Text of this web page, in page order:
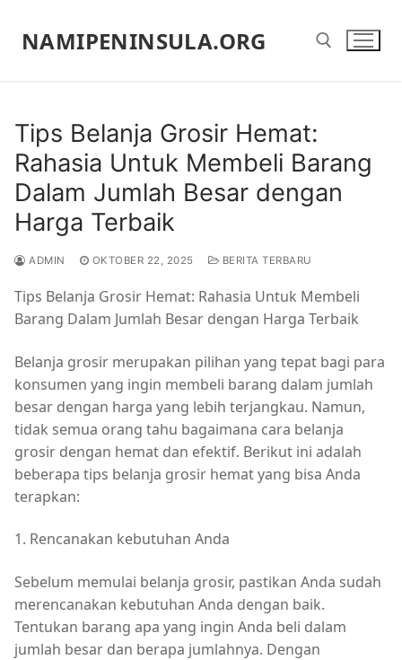
kontenNAMIPENINSULA.ORG
Tips Belanja Grosir Hemat:
Rahasia Untuk Membeli Barang
Dalam Jumlah Besar dengan
Harga Terbaik
ADMIN OKTOBER 22, 2025 BERITA TERBARU
Tips Belanja Grosir Hemat: Rahasia Untuk Membeli
Barang Dalam Jumlah Besar dengan Harga Terbaik
Belanja grosir merupakan pilihan yang tepat bagi para
konsumen yang ingin membeli barang dalam jumlah
besar dengan harga yang lebih terjangkau. Namun,
tidak semua orang tahu bagaimana cara belanja
grosir dengan hemat dan efektif. Berikut ini adalah
beberapa tips belanja grosir hemat yang bisa Anda
terapkan:
1. Rencanakan kebutuhan Anda
Sebelum memulai belanja grosir, pastikan Anda sudah
merencanakan kebutuhan Anda dengan baik.
Tentukan barang apa yang ingin Anda beli dalam
jumlah besar dan berapa jumlahnya. Dengan